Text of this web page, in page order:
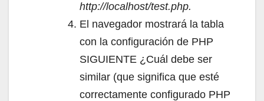
http://localhost/test.php.
El navegador mostrará la tabla
con la configuración de PHP
SIGUIENTE ¿Cuál debe ser
similar (que significa que esté
correctamente configurado PHP